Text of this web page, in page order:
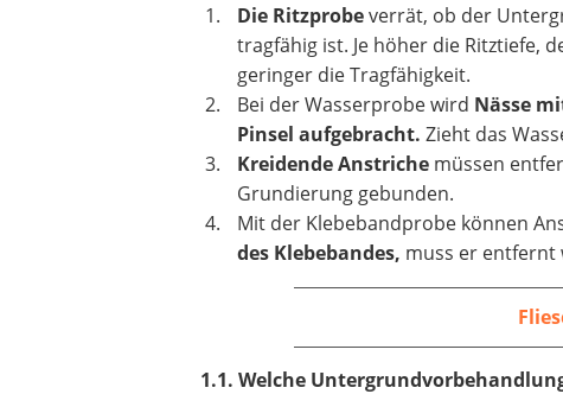
Die Ritzprobeverrät, ob der
tragfähig ist. Je höher die Ritztiefe,
geringer die Tragfähigkeit.
Bei der Wasserprobe wird Nässe
Pinsel aufgebracht. Zieht das
Kreidende Anstrichemüssen
Grundierung gebunden.
Mit der Klebebandprobe können
des Klebebandes, muss er entfernt
1.1. Welche